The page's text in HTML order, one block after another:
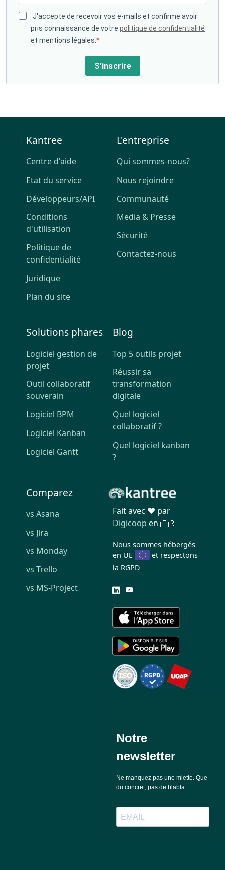
J'accepte de recevoir vos e-mails et confirme avoir
pris connaissance de votre politique de confidentialité
et mentions légales.
S'inscrire
Kantree
Centre d'aide
Etat du service
Développeurs/API
Conditions
d'utilisation
Politique de
confidentialité
Juridique
Plan du site
L'entreprise
Qui sommes-nous?
Nous rejoindre
Communauté
Media & Presse
Sécurité
Contactez-nous
Solutions phares
Logiciel gestion de
projet
Outil collaboratif
souverain
Logiciel BPM
Logiciel Kanban
Logiciel Gantt
Blog
Top 5 outils projet
Réussir sa
transformation
digitale
Quel logiciel
collaboratif ?
Quel logiciel kanban
?
Comparez
vs Asana
vs Jira
vs Monday
vs Trello
vs MS-Project
Fait avec ❤️ par
Digicoop en 🇫🇷
Nous sommes hébergés
en UE
et respectons
la RGPD